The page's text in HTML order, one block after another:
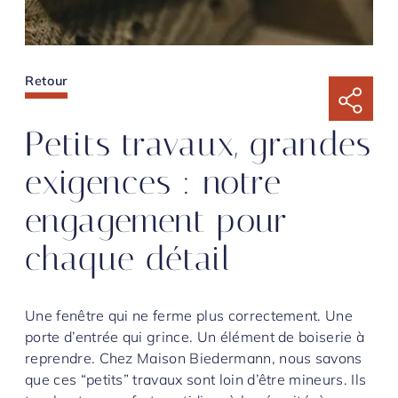
Retour
Petits travaux, grandes
exigences : notre
engagement pour
chaque détail
Une fenêtre qui ne ferme plus correctement. Une
porte d’entrée qui grince. Un élément de boiserie à
reprendre. Chez Maison Biedermann, nous savons
que ces “petits” travaux sont loin d’être mineurs. Ils